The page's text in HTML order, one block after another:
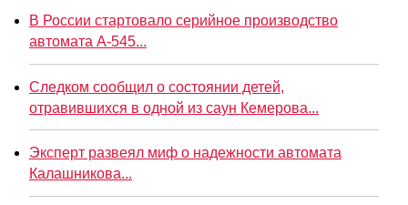
В России стартовало серийное производство
автомата А-545...
Следком сообщил о состоянии детей,
отравившихся в одной из саун Кемерова...
Эксперт развеял миф о надежности автомата
Калашникова...